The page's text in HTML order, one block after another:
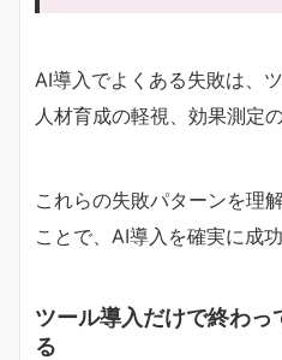
AI導入でよくある失敗は、
人材育成の軽視、効果測定
これらの失敗パターンを理
ことで、AI導入を確実に成
ツール導入だけで終わ
る